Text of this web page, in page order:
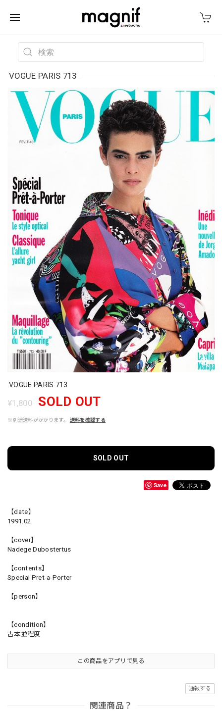
VOGUE PARIS 713
VOGUE PARIS 713
¥1,800 SOLD OUT
※別途送料がかかります。 送料を確認する
SOLD OUT
Save
【date】
1991.02
【cover】
Nadege Dubostertus
【contents】
Special Pret-a-Porter
【person】
【condition】
古本並程度
この商品をアプリで見る
通報する
関連商品？